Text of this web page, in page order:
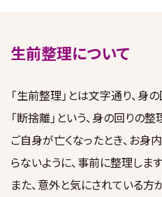
生前整理について
「生前整理」とは文字通り、身
「断捨離」という、身の回りの
ご自身が亡くなったとき、お
らないように、事前に整理します
また、意外と気にされている